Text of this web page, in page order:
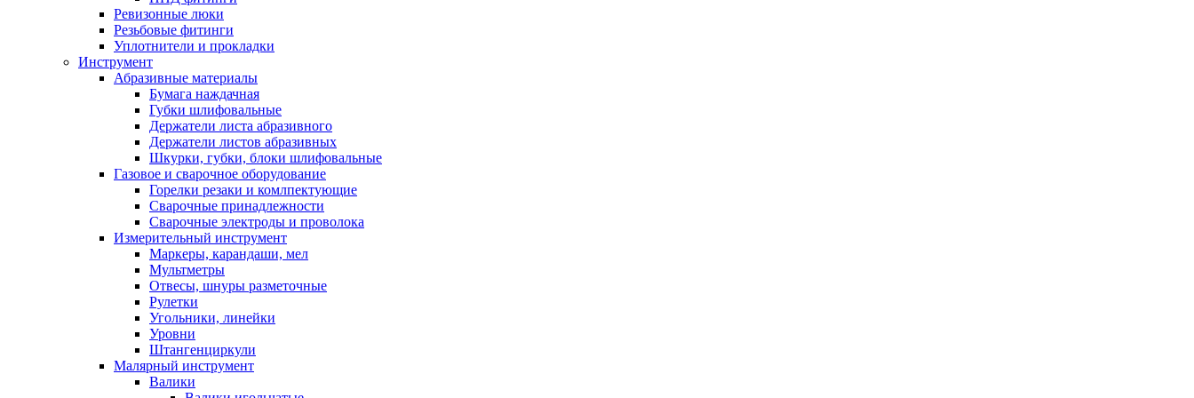
Ревизонные люки
Резьбовые фитинги
Уплотнители и прокладки
Инструмент
Абразивные материалы
Бумага наждачная
Губки шлифовальные
Держатели листа абразивного
Держатели листов абразивных
Шкурки, губки, блоки шлифовальные
Газовое и сварочное оборудование
Горелки резаки и комлпектующие
Сварочные принадлежности
Сварочные электроды и проволока
Измерительный инструмент
Маркеры, карандаши, мел
Мультметры
Отвесы, шнуры разметочные
Рулетки
Угольники, линейки
Уровни
Штангенциркули
Малярный инструмент
Валики